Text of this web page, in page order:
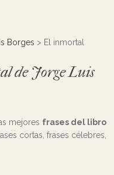
Borges > El inmortal
de Jorge Luis
mejores frases del libro
cortas, frases célebres,